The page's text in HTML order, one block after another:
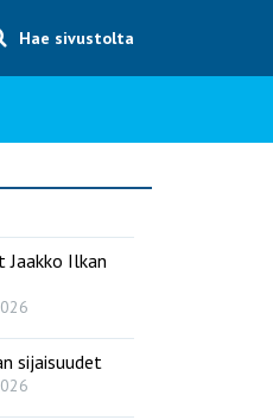
bigger
Hae sivustolta
Jaakko Ilkan
sijaisuudet